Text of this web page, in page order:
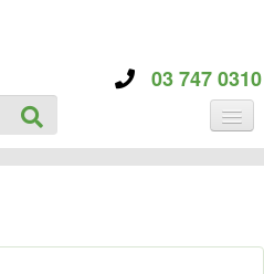
03 747 0310